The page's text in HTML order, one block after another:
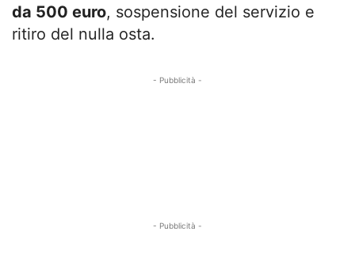
da 500 euro, sospensione del servizio e
ritiro del nulla osta.
- Pubblicità -
- Pubblicità -